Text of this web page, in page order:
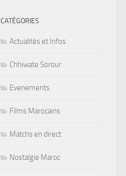
CATÉGORIES
Actualités et Infos
Chhiwate Sorour
Evenements
Films Marocains
Matchs en direct
Nostalgie Maroc